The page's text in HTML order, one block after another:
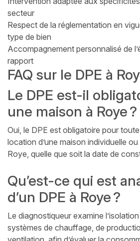
secteur
Respect de la réglementation en
type de bien
Accompagnement personnalisé de
rapport
FAQ sur le DPE à
Le DPE est-il
une maison à Roye ?
Oui, le DPE est obligatoire pour
location d’une maison individuelle ou
Roye, quelle que soit la date de
Qu’est-ce qui est
d’un DPE à Roye ?
Le diagnostiqueur examine
systèmes de chauffage, de